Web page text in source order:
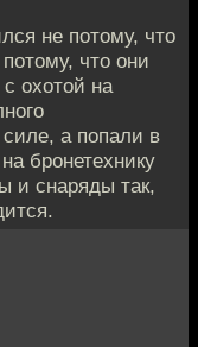
не потому, что
что они
охотой на
а попали в
бронетехнику
и снаряды так,